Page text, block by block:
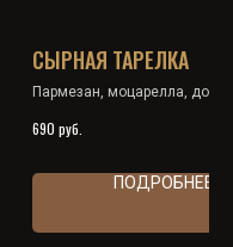
СЫРНАЯ ТАРЕЛКА
Пармезан, моцарелла, дор-
690 руб.
ПОДРОБНЕЕ